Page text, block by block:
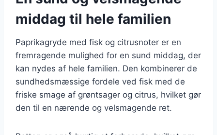
middag til hele familien
Paprikagryde med fisk og citrusnoter er en
fremragende mulighed for en sund middag, der
kan nydes af hele familien. Den kombinerer de
sundhedsmæssige fordele ved fisk med de
friske smage af grøntsager og citrus, hvilket gør
den til en nærende og velsmagende ret.